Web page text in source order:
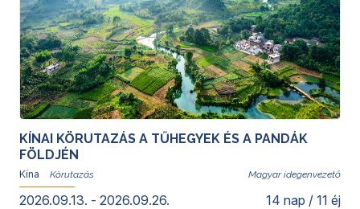
KÍNAI KÖRUTAZÁS A TŰHEGYEK ÉS A PANDÁK
FÖLDJÉN
Kína Magyar idegenvezető
2026.09.13. - 2026.09.26. 14 nap / 11 éj